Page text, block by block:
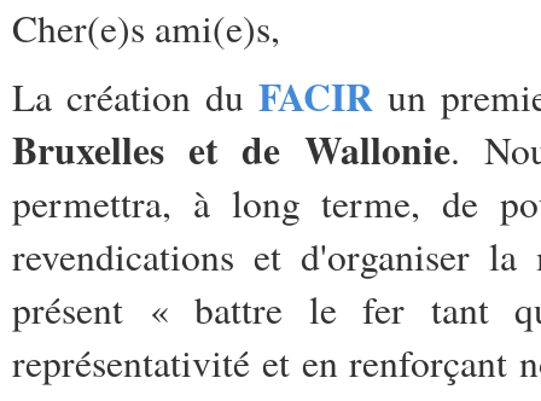
Cher(e)s ami(e)s,
La création du FACIR un
Bruxelles et de Wallonie.
permettra, à long terme, de
revendications et d'organiser
présent « battre le fer tant
représentativité et en renforçant